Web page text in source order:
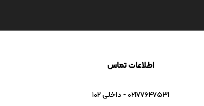
اطلاعات تماس
02177647531 - داخلی ۱۰۲